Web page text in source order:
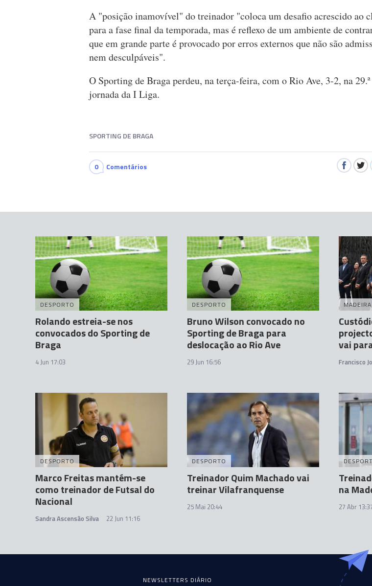
A "posição inamovível" do treinador "coloca um desafio acrescido ao
para a fase final da temporada, mas é reflexo de um ambiente de
que em grande parte é provocado por erros externos que não são
nem desculpáveis".
O Sporting de Braga perdeu, na terça-feira, com o Rio Ave, 3-2, na 29.ª
jornada da I Liga.
SPORTING DE BRAGA
0 Comentários
DESPORTO
Rolando estreia-se nos
convocados do Sporting de
Braga
4 Jun 17:03
DESPORTO
Bruno Wilson convocado no
Sporting de Braga para
deslocação ao Rio Ave
29 Jun 16:56
MADEIRA
vai
Francisco
DESPORTO
Marco Freitas mantém-se
como treinador de Futsal do
Nacional
Sandra Ascensão Silva 22 Jun 11:16
DESPORTO
Treinador Quim Machado vai
treinar Vilafranquense
25 Mai 20:44
na
27 Abr
NEWSLETTERS DIÁRIO